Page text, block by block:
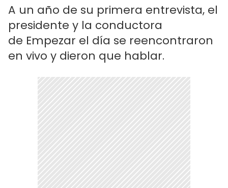
A un año de su primera entrevista, el
presidente y la conductora
de Empezar el día se reencontraron
en vivo y dieron que hablar.